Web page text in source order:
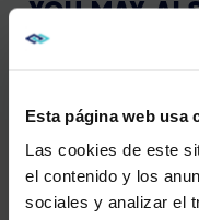
Esta página web usa
Las cookies de este
el contenido y los
sociales y analizar el
YOU MAY
Value in 2025
VIEW MORE